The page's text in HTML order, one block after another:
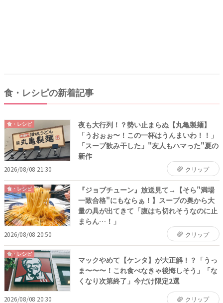
食・レシピの新着記事
食・レシピ
夜も大行列！？勢い止まらぬ【丸亀製麺】
「うおぉぉ〜！この一杯はうんまいわ！！」
「スープ飲み干した」"友人もハマった"夏の
新作
2026/08/08 21:30 クリップ
食・レシピ
『ジョブチューン』放送見て→【そら"満場
一致合格"にもならぁ！】スープの奥から大
量の具が出てきて「腹はち切れそうなのに止
まらん…！」
2026/08/08 20:50 クリップ
食・レシピ
マックやめて【ケンタ】が大正解！？「うっ
ま〜〜〜！これ食べなきゃ後悔しそう」「な
くなり次第終了」今だけ限定2選
2026/08/08 20:30 クリップ